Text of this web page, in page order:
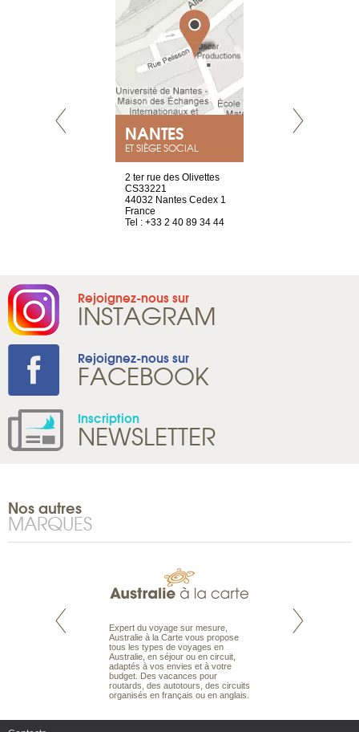
NANTES
ET SIÈGE SOCIAL
2 ter rue des Olivettes
CS33221
44032 Nantes Cedex 1
France
Tel : +33 2 40 89 34 44
Rejoignez-nous sur
INSTAGRAM
Rejoignez-nous sur
FACEBOOK
Inscription
NEWSLETTER
Nos autres
MARQUES
est le spécialiste
Expert du voyage sur mesure,
Australie à la Carte vous propose
tous les types de voyages en
Australie, en séjour ou en circuit,
adaptés à vos envies et à votre
budget. Des vacances pour
routards, des autotours, des circuits
organisés en français ou en anglais.
Parce qu’ils sont